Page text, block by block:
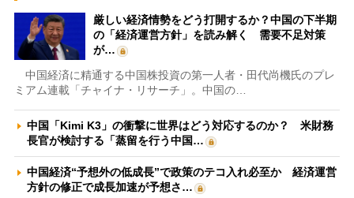
厳しい経済情勢をどう打開するか？中国の下半期
の「経済運営方針」を読み解く 需要不足対策
が…
中国経済に精通する中国株投資の第一人者・田代尚機氏のプレ
ミアム連載「チャイナ・リサーチ」。中国の…
中国「Kimi K3」の衝撃に世界はどう対応するのか？ 米財務
長官が検討する「蒸留を行う中国…
中国経済“予想外の低成長”で政策のテコ入れ必至か 経済運営
方針の修正で成長加速が予想さ…